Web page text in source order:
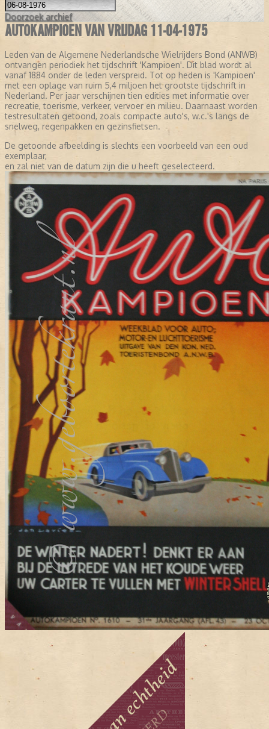
Doorzoek archief
AUTOKAMPIOEN VAN VRIJDAG 11-04-1975
Leden van de Algemene Nederlandsche Wielrijders Bond (ANWB)
ontvangen periodiek het tijdschrift 'Kampioen'. Dit blad wordt al
vanaf 1884 onder de leden verspreid. Tot op heden is 'Kampioen'
met een oplage van ruim 5,4 miljoen het grootste tijdschrift in
Nederland. Per jaar verschijnen tien edities met informatie over
recreatie, toerisme, verkeer, vervoer en milieu. Daarnaast worden
testresultaten getoond, zoals compacte auto's, w.c.'s langs de
snelweg, regenpakken en gezinsfietsen.
De getoonde afbeelding is slechts een voorbeeld van een oud
exemplaar,
en zal niet van de datum zijn die u heeft geselecteerd.